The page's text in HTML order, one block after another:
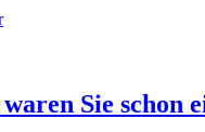
Sie schon